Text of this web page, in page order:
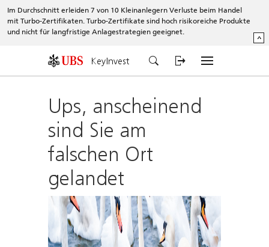
Im Durchschnitt erleiden 7 von 10 Kleinanlegern Verluste beim Handel
mit Turbo-Zertifikaten. Turbo-Zertifikate sind hoch risikoreiche Produkte
und nicht für langfristige Anlagestrategien geeignet.
^
KeyInvest
Ups, anscheinend
sind Sie am
falschen Ort
gelandet